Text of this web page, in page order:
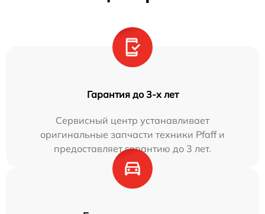
Гарантия до 3-х лет
Сервисный центр устанавливает
оригинальные запчасти техники Pfaff и
предоставляет гарантию до 3 лет.